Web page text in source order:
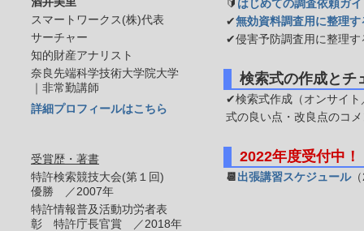
🔰 はじめての調査依頼ガ
✔無効資料調査用に整理
✔侵害予防調査用に整理す
検索式の作成とチ
✔検索式作成（オンサイト
式の良い点・改良点のコ
2022年度受付中！
📆 出張講習スケジュール
スマートワークス(株)代表
サーチャー
知的財産アナリスト
奈良先端科学技術大学院大学
｜非常勤講師
詳細プロフィールはこちら
受賞歴・著書
特許検索競技大会(第１回)
優勝 ／2007年
特許情報普及活動功労者表
彰 特許庁長官賞 ／2018年